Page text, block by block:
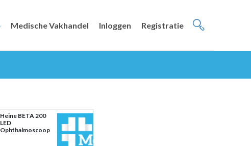
Medische Vakhandel Inloggen Registratie
Heine BETA 200
LED
Ophthalmoscoop